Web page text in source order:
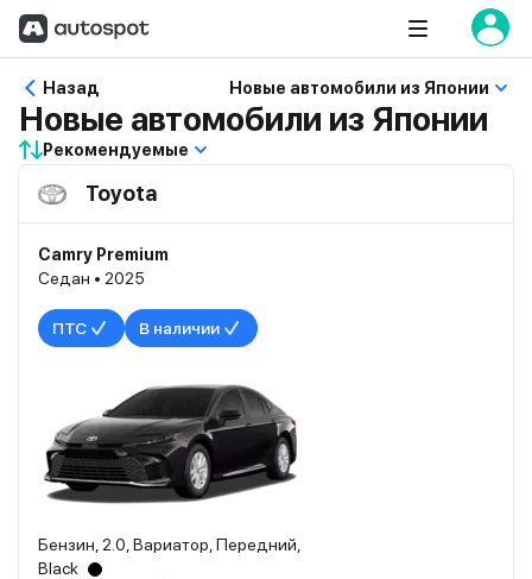
Назад Новые автомобили из Японии
Новые автомобили из Японии
Рекомендуемые
Toyota
Camry Premium
Седан • 2025
ПТС В наличии
Бензин, 2.0, Вариатор, Передний,
Black